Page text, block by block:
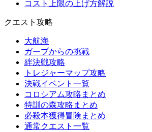
コスト上限の上げ方解説
クエスト攻略
大航海
ガープからの挑戦
絆決戦攻略
トレジャーマップ攻略
決戦イベント一覧
コロシアム攻略まとめ
特訓の森攻略まとめ
必殺本獲得冒険まとめ
通常クエスト一覧